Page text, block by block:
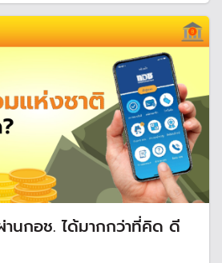
แบบละเอียด
นกอช. ได้มากกว่าที่คิด ดี